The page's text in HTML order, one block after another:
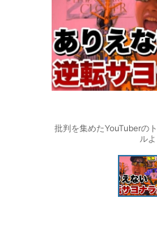
批判を集めたYouTuberの
ルよ